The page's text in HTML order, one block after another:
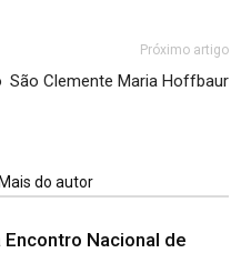
Próximo artigo
São Clemente Maria Hoffbaur
Mais do autor
Encontro Nacional de